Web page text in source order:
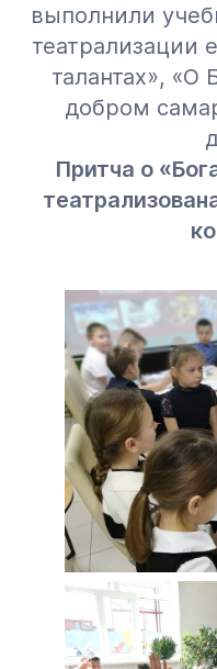
выполнили
театрализации
талантах», «О
добром
Притча о